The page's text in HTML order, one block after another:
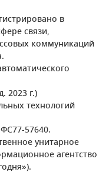
в
связи,
коммуникаций
2023 г.)
технологий
57640.
унитарное
агентство